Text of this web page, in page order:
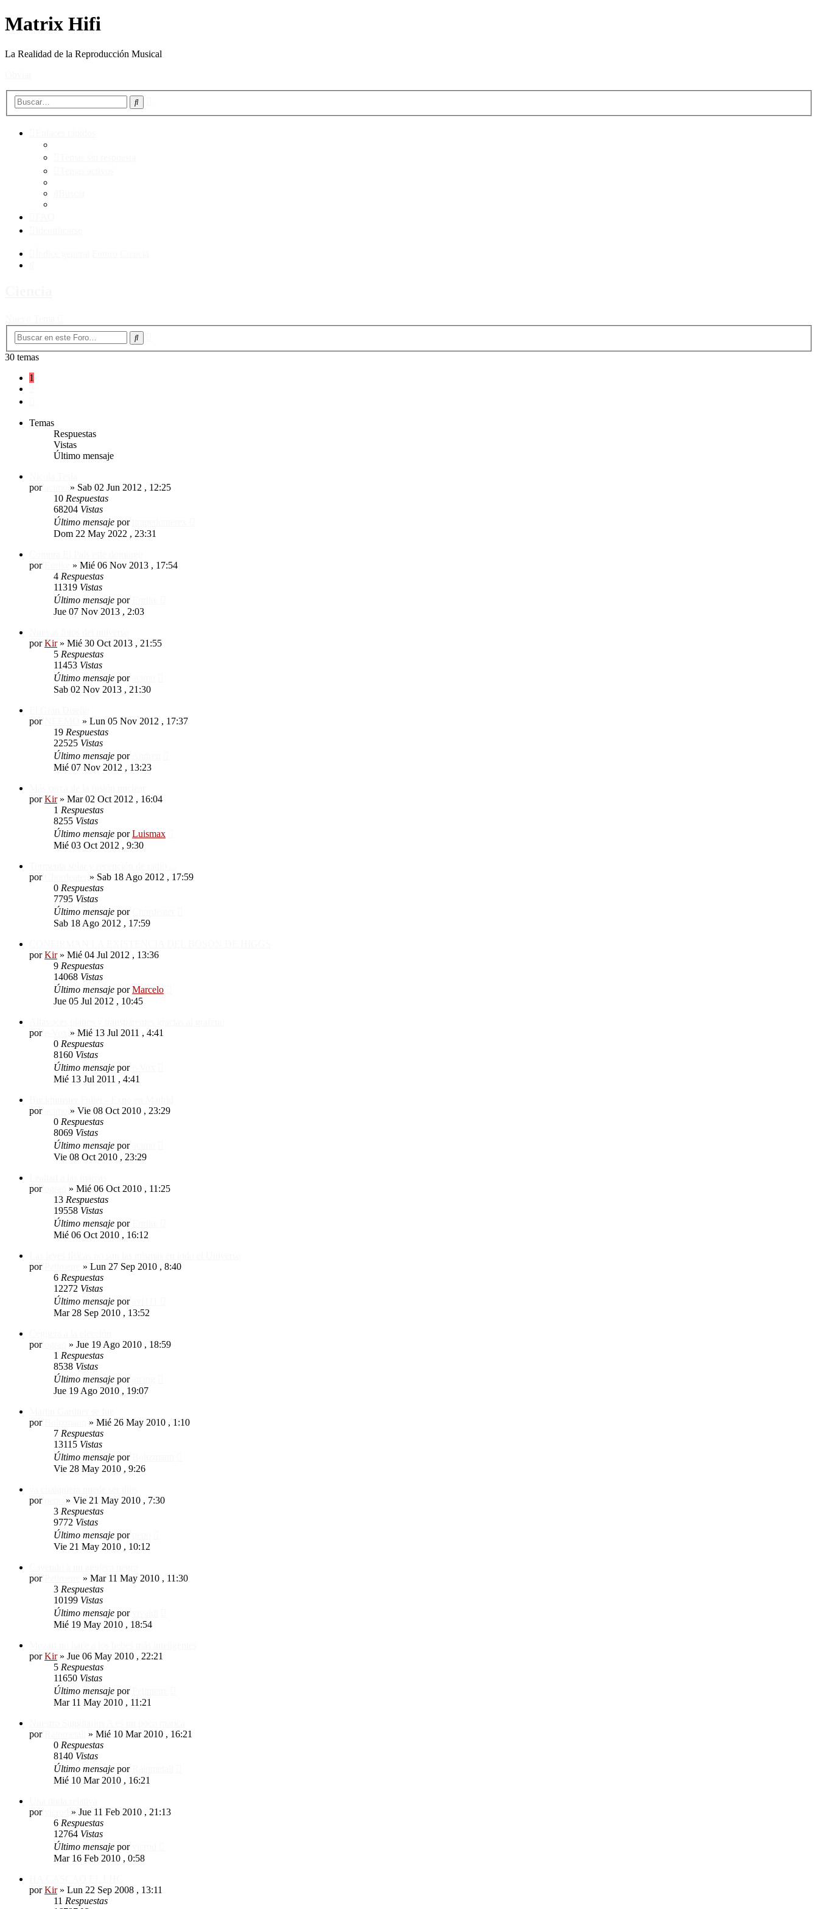
Matrix Hifi
La Realidad de la Reproducción Musical
Buscar
Buscar
30 temas
1
Temas
Respuestas
Vistas
Último mensaje
por
» Sab 02 Jun 2012 , 12:25
10 Respuestas
68204 Vistas
Último mensaje por
Dom 22 May 2022 , 23:31
por
» Mié 06 Nov 2013 , 17:54
4 Respuestas
11319 Vistas
Último mensaje por
Jue 07 Nov 2013 , 2:03
porKir» Mié 30 Oct 2013 , 21:55
5 Respuestas
11453 Vistas
Último mensaje por
Sab 02 Nov 2013 , 21:30
por
» Lun 05 Nov 2012 , 17:37
19 Respuestas
22525 Vistas
Último mensaje por
Mié 07 Nov 2012 , 13:23
porKir» Mar 02 Oct 2012 , 16:04
1 Respuestas
8255 Vistas
Último mensaje porLuismax
Mié 03 Oct 2012 , 9:30
por
» Sab 18 Ago 2012 , 17:59
0 Respuestas
7795 Vistas
Último mensaje por
Sab 18 Ago 2012 , 17:59
porKir» Mié 04 Jul 2012 , 13:36
9 Respuestas
14068 Vistas
Último mensaje porMarcelo
Jue 05 Jul 2012 , 10:45
por
» Mié 13 Jul 2011 , 4:41
0 Respuestas
8160 Vistas
Último mensaje por
Mié 13 Jul 2011 , 4:41
por
» Vie 08 Oct 2010 , 23:29
0 Respuestas
8069 Vistas
Último mensaje por
Vie 08 Oct 2010 , 23:29
por
» Mié 06 Oct 2010 , 11:25
13 Respuestas
19558 Vistas
Último mensaje por
Mié 06 Oct 2010 , 16:12
por
» Lun 27 Sep 2010 , 8:40
6 Respuestas
12272 Vistas
Último mensaje por
Mar 28 Sep 2010 , 13:52
por
» Jue 19 Ago 2010 , 18:59
1 Respuestas
8538 Vistas
Último mensaje por
Jue 19 Ago 2010 , 19:07
por
» Mié 26 May 2010 , 1:10
7 Respuestas
13115 Vistas
Último mensaje por
Vie 28 May 2010 , 9:26
por
» Vie 21 May 2010 , 7:30
3 Respuestas
9772 Vistas
Último mensaje por
Vie 21 May 2010 , 10:12
por
» Mar 11 May 2010 , 11:30
3 Respuestas
10199 Vistas
Último mensaje por
Mié 19 May 2010 , 18:54
porKir» Jue 06 May 2010 , 22:21
5 Respuestas
11650 Vistas
Último mensaje por
Mar 11 May 2010 , 11:21
por
» Mié 10 Mar 2010 , 16:21
0 Respuestas
8140 Vistas
Último mensaje por
Mié 10 Mar 2010 , 16:21
por
» Jue 11 Feb 2010 , 21:13
6 Respuestas
12764 Vistas
Último mensaje por
Mar 16 Feb 2010 , 0:58
porKir» Lun 22 Sep 2008 , 13:11
11 Respuestas